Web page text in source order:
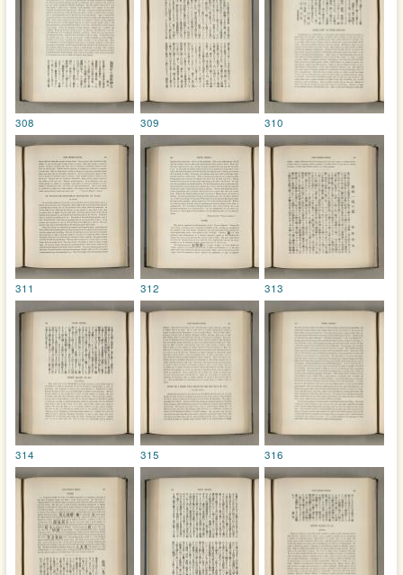
308 309 310
311 312 313
314 315 316